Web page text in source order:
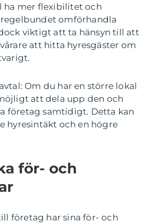
ha mer flexibilitet och
omförhandla
viktigt att ta hänsyn till att
att hitta hyresgäster om
Om du har en större lokal
att dela upp den och
företag samtidigt. Detta kan
hyresintäkt och en högre
för- och
företag har sina för- och